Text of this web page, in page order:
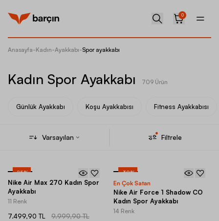
0
Anasayfa-Kadın-Ayakkabı-Spor ayakkabı
Kadın Spor Ayakkabı 709 Ürün
Günlük Ayakkabı Koşu Ayakkabısı Fitness Ayakkabısı
Varsayılan Filtrele
-25%
Nike Air Max 270 Kadın Spor
Ayakkabı
11 Renk
7.499,90 TL 9.999,90 TL
-30%
En Çok Satan
Nike Air Force 1 Shadow CO
Kadın Spor Ayakkabı
14 Renk